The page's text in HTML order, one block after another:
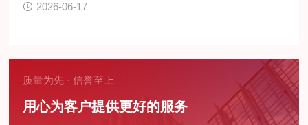
2026-06-17
质量为先 · 信誉至上
用心为客户提供更好的服务